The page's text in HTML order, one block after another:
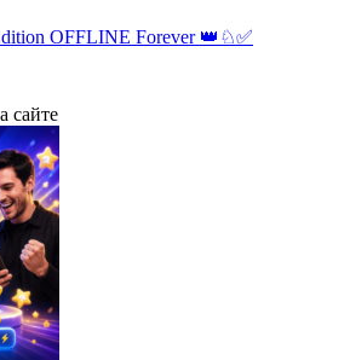
OFFLINE Forever 👑♘✅
сайте